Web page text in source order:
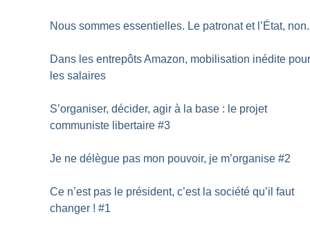
Nous sommes essentielles. Le patronat et l’État, non.
Dans les entrepôts Amazon, mobilisation inédite
les salaires
S’organiser, décider, agir à la base : le projet
communiste libertaire #3
Je ne délègue pas mon pouvoir, je m’organise #2
Ce n’est pas le président, c’est la société qu’il faut
changer ! #1